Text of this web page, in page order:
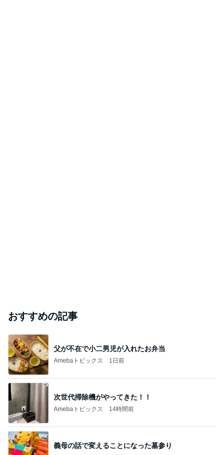
おすすめの記事
父が不在で小二男児が入れたお弁当
Amebaトピックス 1日前
次世代掃除機がやってきた！！
Amebaトピックス 14時間前
義母の話で変えることになった墓参り